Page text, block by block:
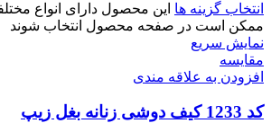
انتخاب گزینه ها این محصول دارای انواع
ممکن است در صفحه محصول انتخاب شوند
نمایش سریع
مقايسه
افزودن به علاقه مندی
کد 1233 کیف دوشی زنانه بغل زیپ